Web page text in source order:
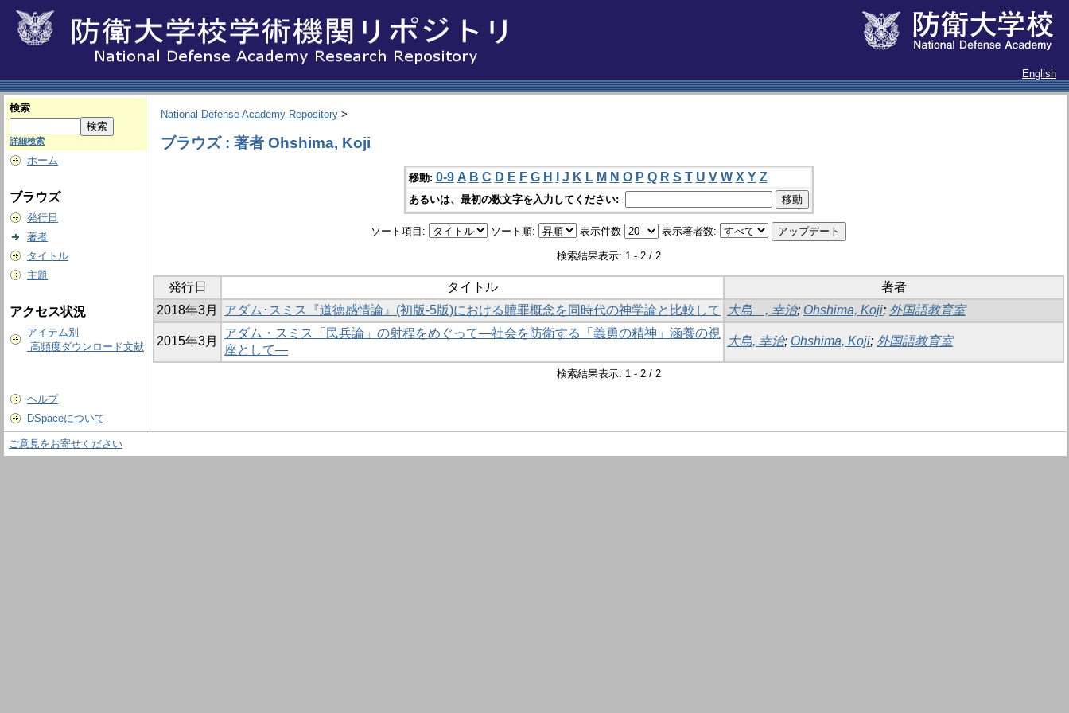
English
検索
詳細検索
ホーム
ブラウズ
発行日
著者
タイトル
主題
アクセス状況
アイテム別
高頻度ダウンロード文献
ヘルプ
DSpaceについて
National Defense Academy Repository >
ブラウズ : 著者 Ohshima, Koji
移動: 0-9 A B C D E F G H J K L M N O P Q R S T U V W X Y Z
あるいは、最初の数文字を入力してください:
ソート項目: ソート順: 表示件数 表示著者数:
検索結果表示: 1 - 2 / 2
発行日 タイトル
著者
2018年3月
アダム･スミス『道徳感情論』(初版-5版)における贖罪概念を同時代の神学論と比較して 大島 , 幸治; Ohshima, Koji; 外国語教育室
2015年3月
アダム・スミス「民兵論」の射程をめぐって―社会を防衛する「義勇の精神」涵養の視
座として―
大島, 幸治; Ohshima, Koji; 外国語教育室
検索結果表示: 1 - 2 / 2
ご意見をお寄せください